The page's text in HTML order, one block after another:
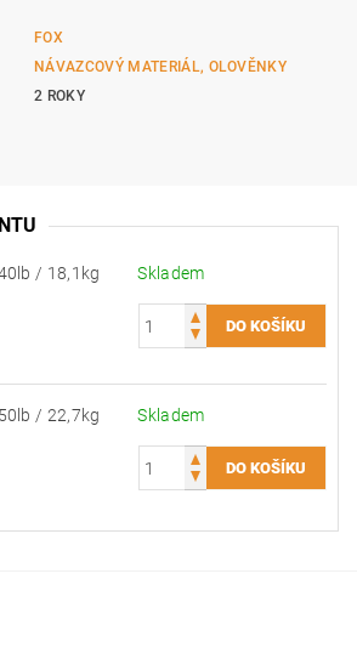
FOX
NÁVAZCOVÝ MATERIÁL, OLOVĚNKY
2 ROKY
/ 18,1kg Skladem
/ 22,7kg Skladem